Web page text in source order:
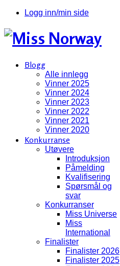
Logg inn/min side
Blogg
Alle innlegg
Vinner 2025
Vinner 2024
Vinner 2023
Vinner 2022
Vinner 2021
Vinner 2020
Konkurranse
Utøvere
Introduksjon
Påmelding
Kvalifisering
Spørsmål og
svar
Konkurranser
Miss Universe
Miss
International
Finalister
Finalister 2026
Finalister 2025